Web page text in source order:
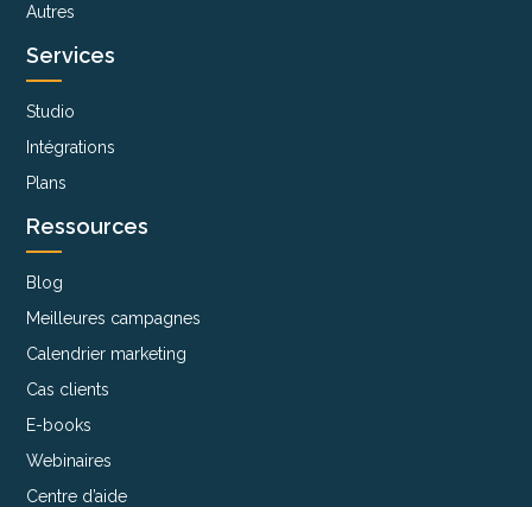
Autres
Services
Studio
Intégrations
Plans
Ressources
Blog
Meilleures campagnes
Calendrier marketing
Cas clients
E-books
Webinaires
Centre d’aide